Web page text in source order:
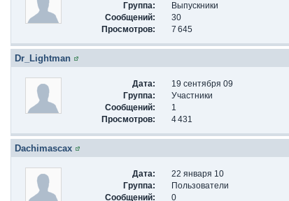
Группа:
Выпускники
Сообщений:
30
Просмотров:
7 645
Dr_Lightman
Дата:
19 сентября 09
Группа:
Участники
Сообщений:
1
Просмотров:
4 431
Dachimascax
Дата:
22 января 10
Группа:
Пользователи
Сообщений:
0